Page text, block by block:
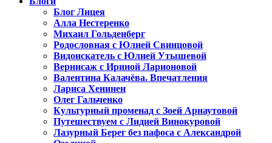
Блог Лицея
Алла Нестеренко
Михаил Гольденберг
Родословная с Юлией Свинцовой
Видоискатель с Юлией Утышевой
Вернисаж с Ириной Ларионовой
Валентина Калачёва. Впечатления
Лариса Хенинен
Олег Гальченко
Культурный променад с Зоей Арнаутовой
Путешествуем с Лидией Винокуровой
Лазурный Берег без пафоса с Александрой